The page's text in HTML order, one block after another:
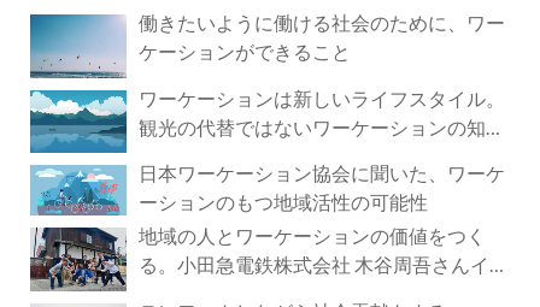
働きたいように働ける社会のために、ワー
ケーションができること
ワーケーションは新しいライフスタイル。
観光の代替ではないワーケーションの知ら
日本ワーケーション協会に聞いた、ワーケ
ーションのもつ地域活性の可能性
地域の人とワーケーションの価値をつく
る。小田急電鉄株式会社 木谷周吾さんイン